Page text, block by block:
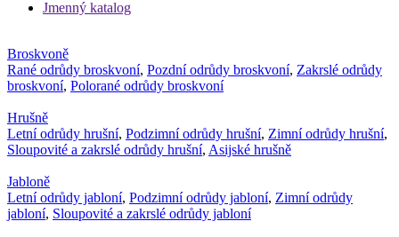
Jmenný katalog
Broskvoně
Rané odrůdy broskvoní, Pozdní odrůdy broskvoní, Zakrslé odrůdy
broskvoní, Polorané odrůdy broskvoní
Hrušně
Letní odrůdy hrušní, Podzimní odrůdy hrušní, Zimní odrůdy hrušní,
Sloupovité a zakrslé odrůdy hrušní, Asijské hrušně
Jabloně
Letní odrůdy jabloní, Podzimní odrůdy jabloní, Zimní odrůdy
jabloní, Sloupovité a zakrslé odrůdy jabloní